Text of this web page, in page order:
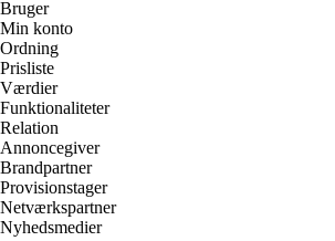
Bruger
Min konto
Ordning
Prisliste
Værdier
Funktionaliteter
Relation
Annoncegiver
Brandpartner
Provisionstager
Netværkspartner
Nyhedsmedier